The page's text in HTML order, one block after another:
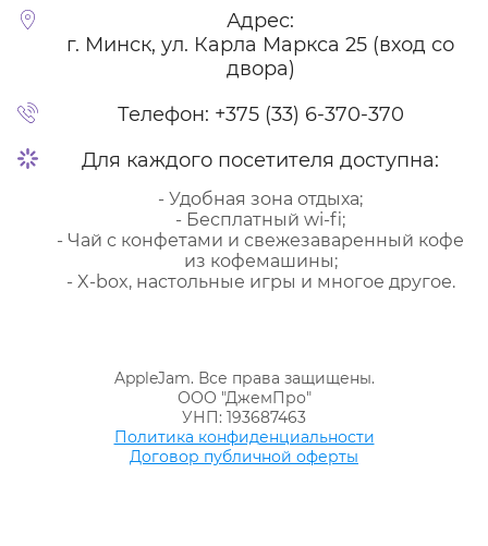
Адрес:
г. Минск, ул. Карла Маркса 25 (вход со
двора)
Телефон: +375 (33) 6-370-370
Для каждого посетителя доступна:
- Удобная зона отдыха;
- Бесплатный wi-fi;
- Чай с конфетами и свежезаваренный кофе
из кофемашины;
- X-box, настольные игры и многое другое.
AppleJam. Все права защищены.
ООО "ДжемПро"
УНП: 193687463
Политика конфиденциальности
Договор публичной оферты